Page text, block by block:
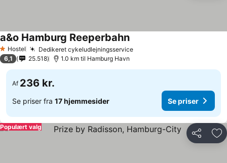
1 Stjerner
Hostel Dedikeret cykeludlejningsservice
a&o Hamburg Reeperbahn
6,1 25.518 1.0 km til Hamburg Havn
Af 236 kr.
Se priser fra 17 hjemmesider Se priser
Del
Populært valg